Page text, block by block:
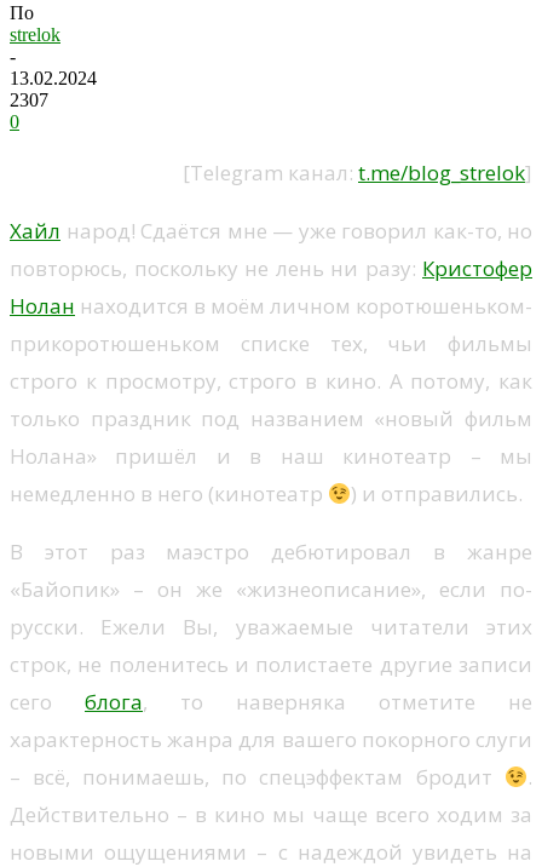
По
strelok
-
13.02.2024
2307
0
[Telegram канал: t.me/blog_strelok]
Хайл народ! Сдаётся мне — уже говорил как-то, но
повторюсь, поскольку не лень ни разу: Кристофер
Нолан находится в моём личном коротюшеньком-
прикоротюшеньком списке тех, чьи фильмы
строго к просмотру, строго в кино. А потому, как
только праздник под названием «новый фильм
Нолана» пришёл и в наш кинотеатр – мы
немедленно в него (кинотеатр
) и отправились.
В этот раз маэстро дебютировал в жанре
«Байопик» – он же «жизнеописание», если по-
русски. Ежели Вы, уважаемые читатели этих
строк, не поленитесь и полистаете другие записи
сего блога, то наверняка отметите не
характерность жанра для вашего покорного слуги
– всё, понимаешь, по спецэффектам бродит
.
Действительно – в кино мы чаще всего ходим за
новыми ощущениями – с надеждой увидеть на